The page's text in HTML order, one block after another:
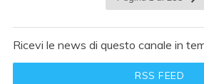
Ricevi le news di questo canale in
RSS FEED